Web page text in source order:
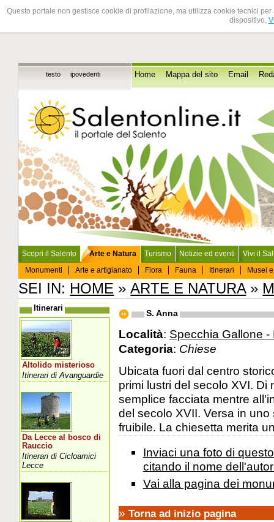
Questo portale non gestisce cookie di profilazione, ma utilizza cookie tecnici
dispositivo.
testo ipovedenti Home Mappa del sito Email
Scopri il Salento
Arte e Natura
Monumenti
Arte e artigianato Flora Fauna Itinerari Musei
Turismo Notizie ed eventi Vivi il
SEI IN: HOME »ARTE E NATURA»
S. Anna
Località: Specchia Gallone
Categoria: Chiese
Ubicata fuori dal centro
primi lustri del secolo XVI.
semplice facciata mentre
del secolo XVII. Versa in
fruibile. La chiesetta merita
Inviaci una foto di
citando il nome
Vai alla pagina dei
» Torna ad inizio pagina
Itinerari
Altolido misterioso
Itinerari di Avanguardie
Da Lecce al bosco di
Rauccio
Itinerari di Cicloamici
Lecce